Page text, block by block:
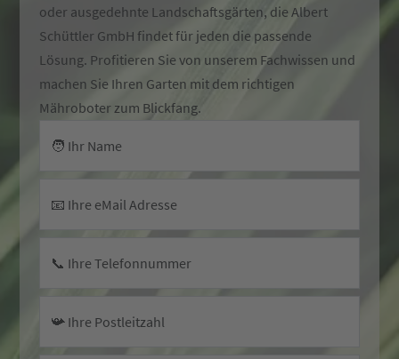
oder ausgedehnte Landschaftsgärten, die Albert
Schüttler GmbH findet für jeden die passende
Lösung. Profitieren Sie von unserem Fachwissen und
machen Sie Ihren Garten mit dem richtigen
Mähroboter zum Blickfang.
🧑 Ihr Name
📧 Ihre eMail Adresse
📞 Ihre Telefonnummer
📯 Ihre Postleitzahl